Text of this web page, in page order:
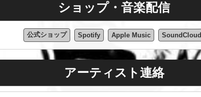
ショップ・音楽配信
公式ショップ Spotify Apple Music SoundCloud
アーティスト連絡